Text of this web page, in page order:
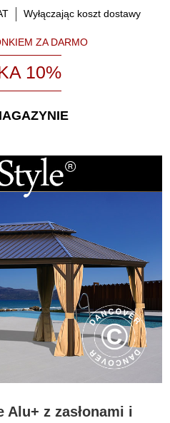
Wyłączając koszt dostawy
ZA DARMO
10%
Alu+ z zasłonami i